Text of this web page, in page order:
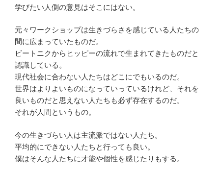
学びたい人側の意見はそこにはない。
元々ワークショップは生きづらさを感じている人たちの
間に広まっていたものだ。
ビートニクからヒッピーの流れで生まれてきたものだと
認識している。
現代社会に合わない人たちはどこにでもいるのだ。
世界はよりよいものになっていっているけれど、それを
良いものだと思えない人たちも必ず存在するのだ。
それが人間というもの。
今の生きづらい人は主流派ではない人たち。
平均的にできない人たちと行っても良い。
僕はそんな人たちに才能や個性を感じたりもする。